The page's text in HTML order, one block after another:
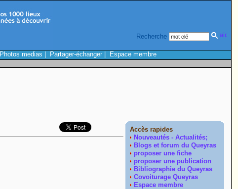
Recherche
Photos medias Partager-échanger|
Espace membre
Accès rapides
Nouveautés - Actualités;
Blogs et forum du Queyras
proposer une fiche
proposer une publication
Bibliographie du Queyras
Covoiturage Queyras
Espace membre